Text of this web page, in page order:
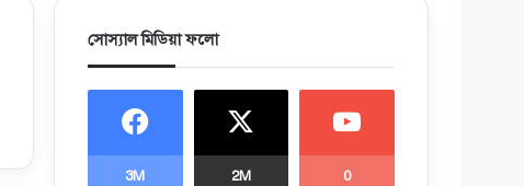
সোস্যাল মিডিয়া ফলো
3M 2M 0